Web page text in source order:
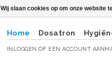
Home Dosatron
INLOGGEN OF EEN ACCOUNT
Wij slaan cookies op om onze website